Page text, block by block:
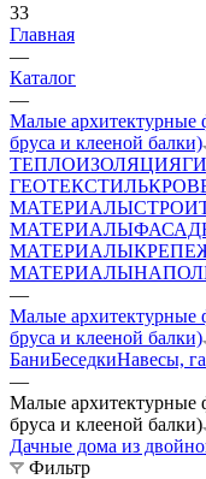
33
Главная
—
Каталог
—
Малые
бруса и клееной балки)
ТЕПЛОИЗОЛЯЦИЯ
ГЕОТЕКСТИЛЬ
МАТЕРИАЛЫ
МАТЕРИАЛЫ
МАТЕРИАЛЫ
МАТЕРИАЛЫ
—
Малые
бруса и клееной балки)
БаниБеседкиНавесы,
—
Малые
бруса и клееной балки)
Дачные дома из
Фильтр